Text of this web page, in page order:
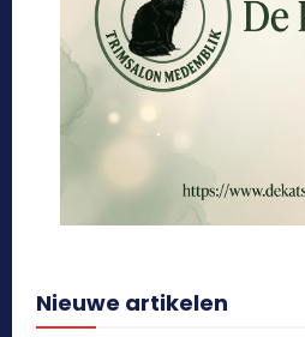
Nieuwe artikelen